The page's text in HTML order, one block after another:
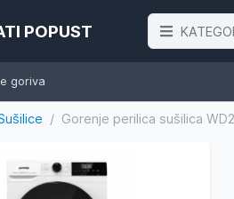
POPUST
goriva
/ Gorenje perilica sušilica